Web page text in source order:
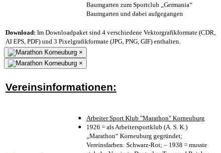
Baumgarten zum Sportclub „Germania“
Baumgarten und dabei aufgegangen
Download: Im Downloadpaket sind 4 verschiedene Vektorgrafikformate (CDR,
AI EPS, PDF) und 3 Pixelgrafikformate (JPG, PNG, GIF) enthalten.
×
×
Vereinsinformationen:
Arbeiter Sport Klub "Marathon" Korneuburg
1926 = als Arbeitersportklub (A. S. K.)
„Marathon“ Korneuburg gegründet;
Vereinsfarben: Schwarz-Rot; – 1938 = musste